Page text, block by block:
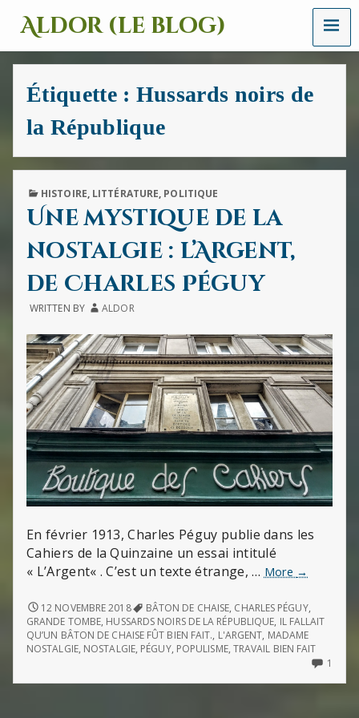
Aldor (le blog)
Un
site
avec
des
des
images
et
des
sons
MENU
Étiquette : Hussards noirs de
la République
PUBLISHED
HISTOIRE, LITTÉRATURE, POLITIQUE
Une mystique de la
nostalgie : l’Argent,
de Charles Péguy
WRITTEN BY ALDOR
En février 1913, Charles Péguy publie dans les
Cahiers de la Quinzaine un essai intitulé
« L’Argent« . C’est un texte étrange, … More
Une
de
la
nostalgie
:
l’Argent,
de
→
UNE
MYSTIQUE
DE
LA
L’ARGENT,
12 NOVEMBRE 2018 BÂTON DE CHAISE, CHARLES PÉGUY,
GRANDE TOMBE, HUSSARDS NOIRS DE LA RÉPUBLIQUE, IL FALLAIT
QU’UN BÂTON DE CHAISE FÛT BIEN FAIT., L'ARGENT, MADAME
NOSTALGIE, NOSTALGIE, PÉGUY, POPULISME, TRAVAIL BIEN FAIT
1